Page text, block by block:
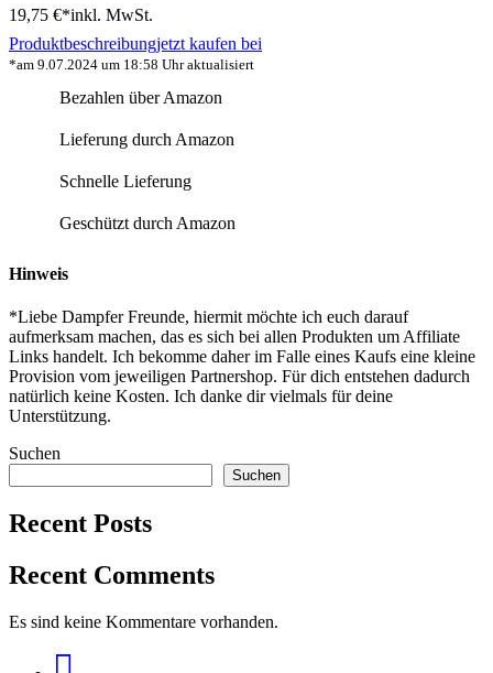
19,75 €*inkl. MwSt.
Produktbeschreibungjetzt kaufen bei
*am 9.07.2024 um 18:58 Uhr aktualisiert
Bezahlen über Amazon
Lieferung durch Amazon
Schnelle Lieferung
Geschützt durch Amazon
Hinweis
*Liebe Dampfer Freunde, hiermit möchte ich euch darauf
aufmerksam machen, das es sich bei allen Produkten um Affiliate
Links handelt. Ich bekomme daher im Falle eines Kaufs eine kleine
Provision vom jeweiligen Partnershop. Für dich entstehen dadurch
natürlich keine Kosten. Ich danke dir vielmals für deine
Unterstützung.
Suchen
Suchen
Recent Posts
Recent Comments
Es sind keine Kommentare vorhanden.